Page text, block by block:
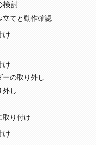
検討
立てと動作確認
け
け
ーの取り外し
外し
取り付け
け